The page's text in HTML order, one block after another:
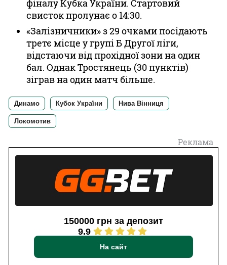
фіналу Кубка України. Стартовий
свисток пролунає о 14:30.
«Залізничники» з 29 очками посідають
третє місце у групі Б Другої ліги,
відстаючи від прохідної зони на один
бал. Однак Тростянець (30 пунктів)
зіграв на один матч більше.
Динамо Кубок України Нива Вінниця
Локомотив
Реклама
150000 грн за депозит
9.9
На сайт